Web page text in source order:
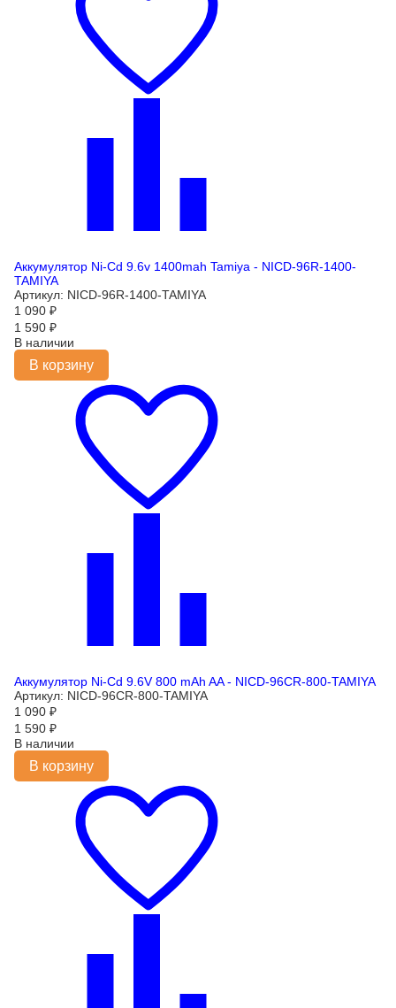
Аккумулятор Ni-Cd 9.6v 1400mah Tamiya - NICD-96R-1400-
TAMIYA
Артикул: NICD-96R-1400-TAMIYA
1 090 ₽
1 590 ₽
В наличии
В корзину
Аккумулятор Ni-Cd 9.6V 800 mAh AA - NICD-96CR-800-TAMIYA
Артикул: NICD-96CR-800-TAMIYA
1 090 ₽
1 590 ₽
В наличии
В корзину